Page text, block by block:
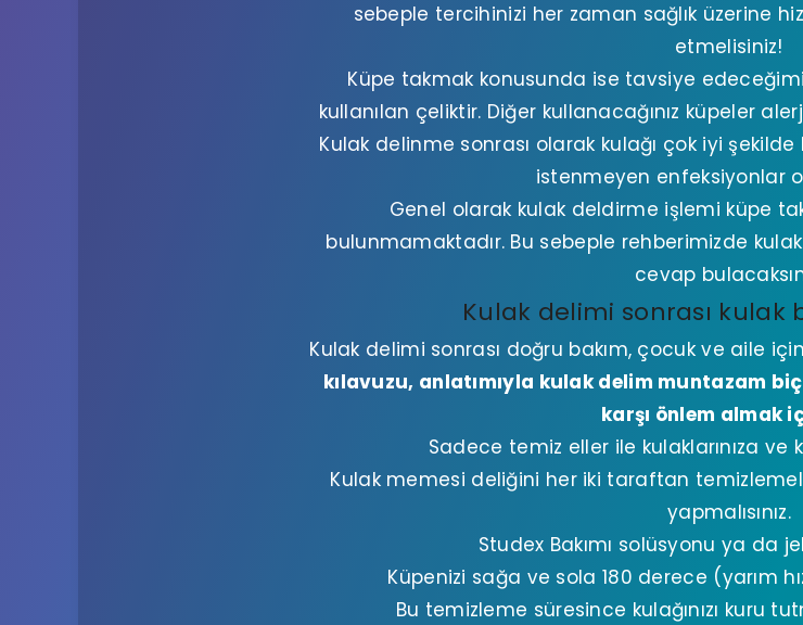
sebeple tercihinizi her zaman sağlık üzerine
etmelisiniz!
Küpe takmak konusunda ise tavsiye
kullanılan çeliktir. Diğer kullanacağınız küpeler
Kulak delinme sonrası olarak kulağı çok iyi şekilde
istenmeyen enfeksiyonlar
Genel olarak kulak deldirme işlemi küpe
bulunmamaktadır. Bu sebeple rehberimizde
cevap
Kulak delimi sonrası kulak
Kulak delimi sonrası doğru bakım, çocuk ve aile
kılavuzu, anlatımıyla kulak delim muntazam
karşı önlem almak
Sadece temiz eller ile kulaklarınıza ve
Kulak memesi deliğini her iki taraftan
yapmalısınız.
Studex Bakımı solüsyonu ya da
Küpenizi sağa ve sola 180 derece (yarım
Bu temizleme süresince kulağınızı kuru